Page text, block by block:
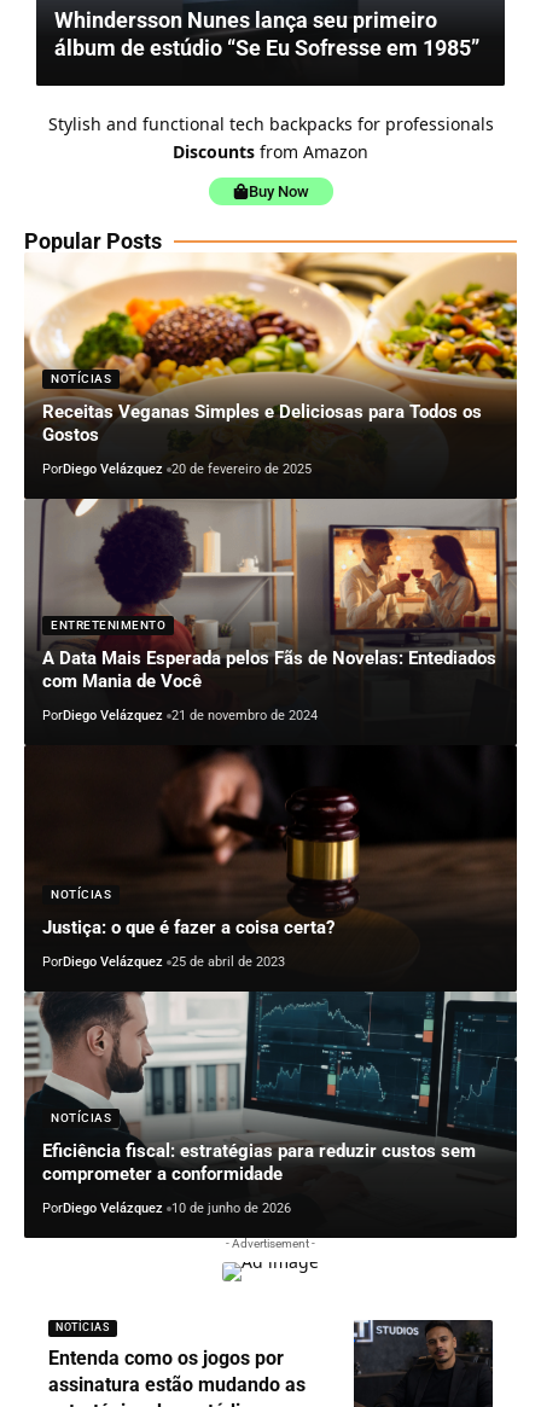
Whindersson Nunes lança seu primeiro
álbum de estúdio “Se Eu Sofresse em 1985”
Stylish and functional tech backpacks for professionals
Discounts from Amazon
Buy Now
Popular Posts
NOTÍCIAS
Receitas Veganas Simples e Deliciosas para Todos os
Gostos
PorDiego Velázquez 20 de fevereiro de 2025
ENTRETENIMENTO
A Data Mais Esperada pelos Fãs de Novelas: Entediados
com Mania de Você
PorDiego Velázquez 21 de novembro de 2024
NOTÍCIAS
Justiça: o que é fazer a coisa certa?
PorDiego Velázquez 25 de abril de 2023
NOTÍCIAS
Eficiência fiscal: estratégias para reduzir custos sem
comprometer a conformidade
PorDiego Velázquez 10 de junho de 2026
- Advertisement -
NOTÍCIAS
Entenda como os jogos por
assinatura estão mudando as